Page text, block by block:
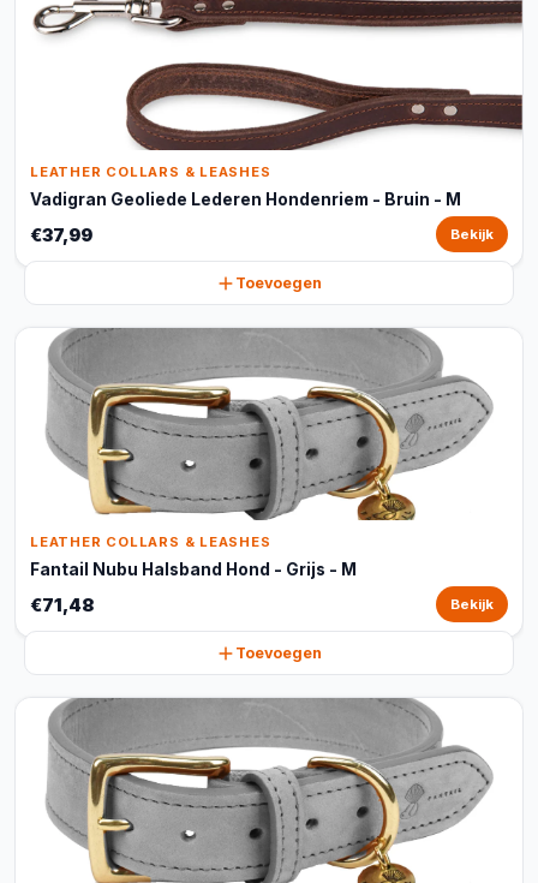
LEATHER COLLARS & LEASHES
Vadigran Geoliede Lederen Hondenriem - Bruin - M
€37,99 Bekijk
Toevoegen
LEATHER COLLARS & LEASHES
Fantail Nubu Halsband Hond - Grijs - M
€71,48 Bekijk
Toevoegen